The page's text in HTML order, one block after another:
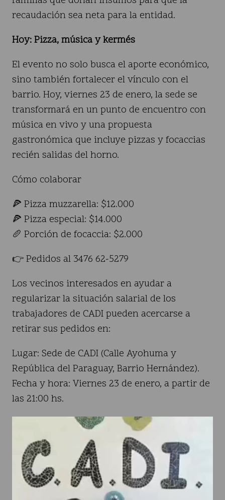
recaudación sea neta para la entidad.
Hoy: Pizza, música y kermés
El evento no solo busca el aporte económico,
sino también fortalecer el vínculo con el
barrio. Hoy, viernes 23 de enero, la sede se
transformará en un punto de encuentro con
música en vivo y una propuesta
gastronómica que incluye pizzas y focaccias
recién salidas del horno.
Cómo colaborar
🍕 Pizza muzzarella: $12.000
🍕 Pizza especial: $14.000
🥖 Porción de focaccia: $2.000
👉 Pedidos al 3476 62-5279
Los vecinos interesados en ayudar a
regularizar la situación salarial de los
trabajadores de CADI pueden acercarse a
retirar sus pedidos en:
Lugar: Sede de CADI (Calle Ayohuma y
República del Paraguay, Barrio Hernández).
Fecha y hora: Viernes 23 de enero, a partir de
las 21:00 hs.